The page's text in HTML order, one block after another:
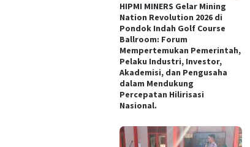
HIPMI MINERS Gelar Mining
Nation Revolution 2026 di
Pondok Indah Golf Course
Ballroom: Forum
Mempertemukan Pemerintah,
Pelaku Industri, Investor,
Akademisi, dan Pengusaha
dalam Mendukung
Percepatan Hilirisasi
Nasional.